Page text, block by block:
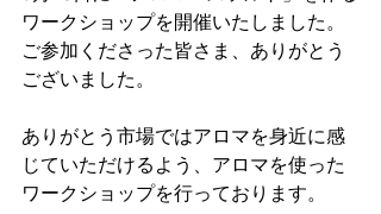
ワークショップを開催いたしました。
ご参加くださった皆さま、ありがとう
ございました。
ありがとう市場ではアロマを身近に感
じていただけるよう、アロマを使った
ワークショップを行っております。